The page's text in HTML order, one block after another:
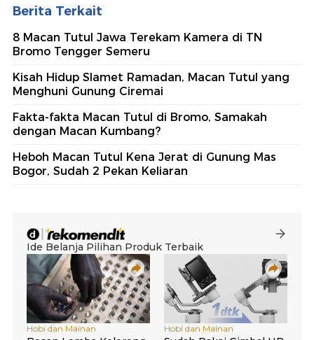
Berita Terkait
8 Macan Tutul Jawa Terekam Kamera di TN
Bromo Tengger Semeru
Kisah Hidup Slamet Ramadan, Macan Tutul yang
Menghuni Gunung Ciremai
Fakta-fakta Macan Tutul di Bromo, Samakah
dengan Macan Kumbang?
Heboh Macan Tutul Kena Jerat di Gunung Mas
Bogor, Sudah 2 Pekan Keliaran